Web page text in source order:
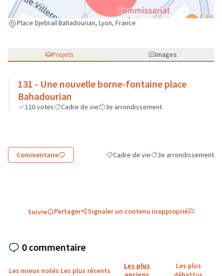
Place Djebraïl Bahadourian, Lyon, France
(Lien externe)
Projets Images
131 - Une nouvelle borne-fontaine place
Bahadourian
120votes Cadre de vie 3e arrondissement
Commentaire Filtrer les résultats de la catégorie :
Cadre de vieFiltrer les résultats
3e arrondissement
Suivre Partager Signaler un contenu inapproprié
0 commentaire
Les mieux notés Les plus récents
Les plus
Les plus